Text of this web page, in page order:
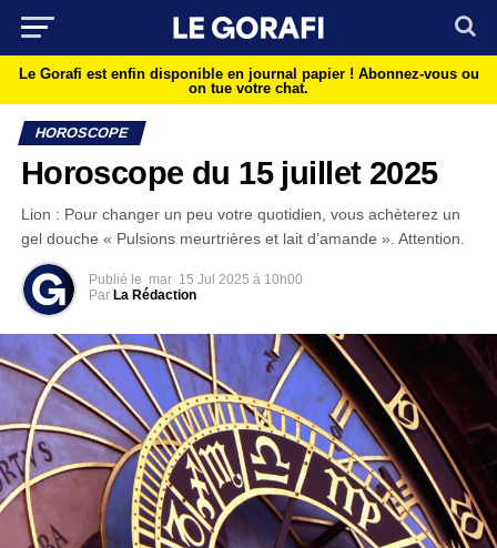
Le Gorafi est enfin disponible en journal papier ! Abonnez-vous ou
on tue votre chat.
HOROSCOPE
Horoscope du 15 juillet 2025
Lion : Pour changer un peu votre quotidien, vous achèterez un
gel douche « Pulsions meurtrières et lait d’amande ». Attention.
Publié le mar 15 Jul 2025 à 10h00
Par La Rédaction